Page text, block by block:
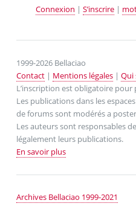
Connexion | S’inscrire|
1999-2026 Bellaciao
Contact| Mentions légales| Qui
L’inscription est obligatoire pour
Les publications dans les
de forums sont modérés a
Les auteurs sont responsables
légalement leurs publications.
En savoir plus
Archives Bellaciao 1999-2021